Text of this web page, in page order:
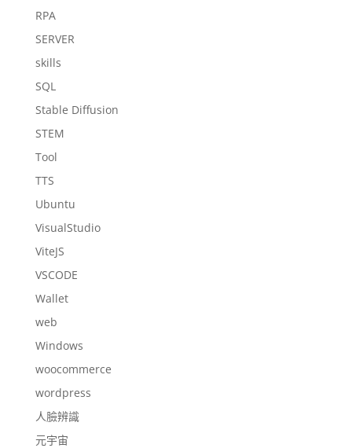
RPA
SERVER
skills
SQL
Stable Diffusion
STEM
Tool
TTS
Ubuntu
VisualStudio
ViteJS
VSCODE
Wallet
web
Windows
woocommerce
wordpress
人臉辨識
元宇宙